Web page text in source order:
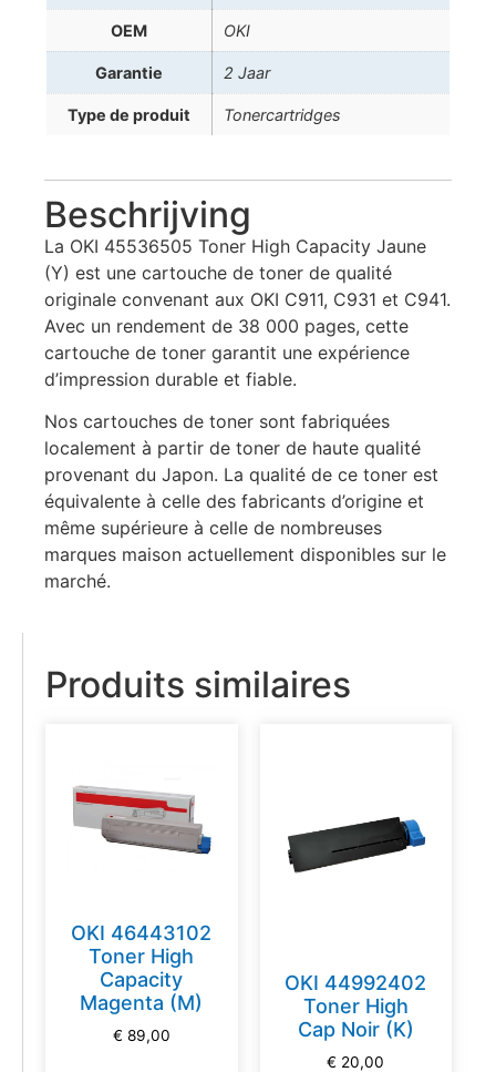
OEM OKI
Garantie 2 Jaar
Type de produit Tonercartridges
Beschrijving
La OKI 45536505 Toner High Capacity Jaune
(Y) est une cartouche de toner de qualité
originale convenant aux OKI C911, C931 et C941.
Avec un rendement de 38 000 pages, cette
cartouche de toner garantit une expérience
d’impression durable et fiable.
Nos cartouches de toner sont fabriquées
localement à partir de toner de haute qualité
provenant du Japon. La qualité de ce toner est
équivalente à celle des fabricants d’origine et
même supérieure à celle de nombreuses
marques maison actuellement disponibles sur le
marché.
Produits similaires
OKI 46443102
Toner High
Capacity
Magenta (M)
€ 89,00
OKI 44992402
Toner High
Cap Noir (K)
€ 20,00